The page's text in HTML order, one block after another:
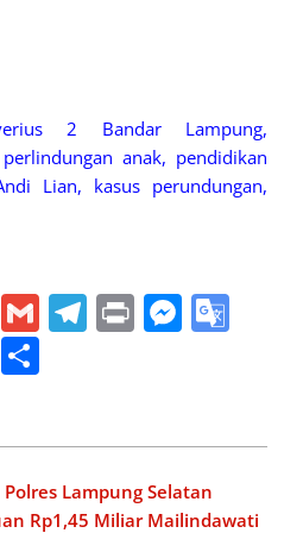
2 Bandar Lampung,
anak, pendidikan
Lian, kasus perundungan,
Copy
Link
GmailTelegram
Print
LinkedIn
Lampung Selatan
Rp1,45 Miliar Mailindawati